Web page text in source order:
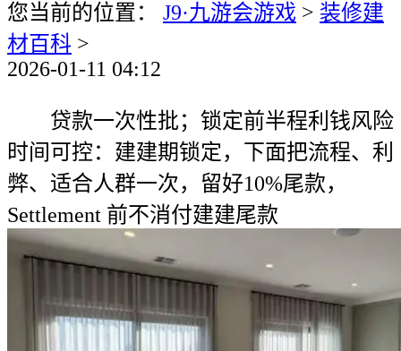
您当前的位置： J9·九游会游戏 > 装修建
材百科 >
2026-01-11 04:12
贷款一次性批；锁定前半程利钱风险
时间可控：建建期锁定，下面把流程、利
弊、适合人群一次，留好10%尾款，
Settlement 前不消付建建尾款